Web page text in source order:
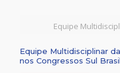
Equipe
Equipe Multidisciplinar
nos Congressos Sul